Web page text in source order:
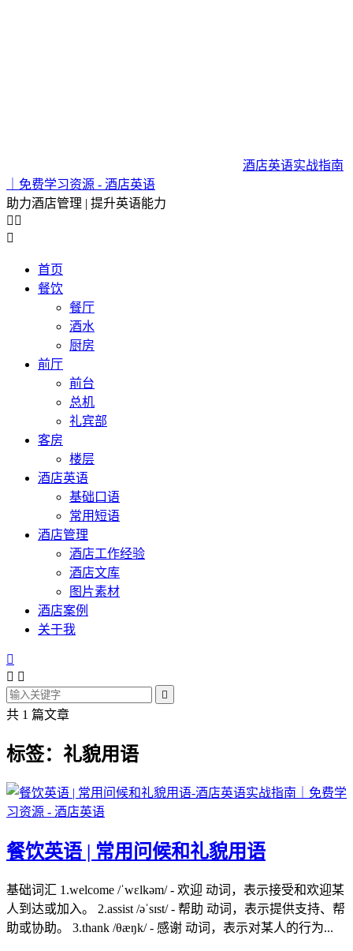
酒店英语实战指南
｜免费学习资源 - 酒店英语
助力酒店管理 | 提升英语能力
 

首页
餐饮
餐厅
酒水
厨房
前厅
前台
总机
礼宾部
客房
楼层
酒店英语
基础口语
常用短语
酒店管理
酒店工作经验
酒店文库
图片素材
酒店案例
关于我

 

共 1 篇文章
标签：礼貌用语
餐饮英语 | 常用问候和礼貌用语
基础词汇 1.welcome /ˈwɛlkəm/ - 欢迎 动词，表示接受和欢迎某
人到达或加入。 2.assist /əˈsɪst/ - 帮助 动词，表示提供支持、帮
助或协助。 3.thank /θæŋk/ - 感谢 动词，表示对某人的行为...